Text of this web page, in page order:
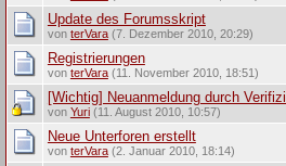
Update des Forumsskript
von terVara(7. Dezember 2010, 20:29)
Registrierungen
von terVara(11. November 2010, 18:51)
[Wichtig] Neuanmeldung durch
von Yuri(11. August 2010, 10:57)
Neue Unterforen erstellt
von terVara(2. Januar 2010, 18:14)